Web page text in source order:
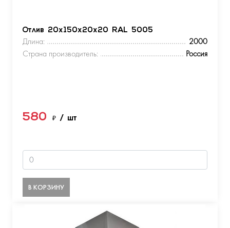
Отлив 20х150х20х20 RAL 5005
Длина:
2000
Страна производитель:
Россия
580 ₽ / шт
В КОРЗИНУ